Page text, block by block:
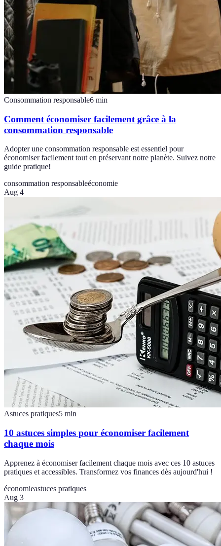
Consommation responsable6 min
Comment économiser facilement grâce à la
consommation responsable
Adopter une consommation responsable est essentiel pour
économiser facilement tout en préservant notre planète. Suivez notre
guide pratique!
consommation responsableéconomie
Aug 4
Astuces pratiques5 min
10 astuces simples pour économiser facilement
chaque mois
Apprenez à économiser facilement chaque mois avec ces 10 astuces
pratiques et accessibles. Transformez vos finances dès aujourd'hui !
économieastuces pratiques
Aug 3